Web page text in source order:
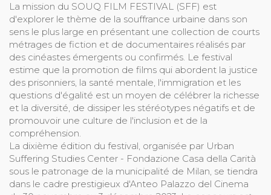
La mission du SOUQ FILM FESTIVAL (SFF) est
d'explorer le thème de la souffrance urbaine dans son
sens le plus large en présentant une collection de courts
métrages de fiction et de documentaires réalisés par
des cinéastes émergents ou confirmés. Le festival
estime que la promotion de films qui abordent la justice
des prisonniers, la santé mentale, l'immigration et les
questions d'égalité est un moyen de célébrer la richesse
et la diversité, de dissiper les stéréotypes négatifs et de
promouvoir une culture de l'inclusion et de la
compréhension.
La dixième édition du festival, organisée par Urban
Suffering Studies Center - Fondazione Casa della Carità
sous le patronage de la municipalité de Milan, se tiendra
dans le cadre prestigieux d'Anteo Palazzo del Cinema